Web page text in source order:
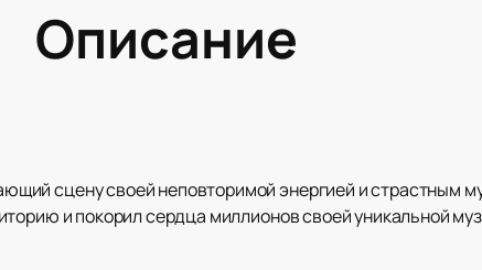
Описание
сцену своей неповторимой энергией и страстным
и покорил сердца миллионов своей уникальной